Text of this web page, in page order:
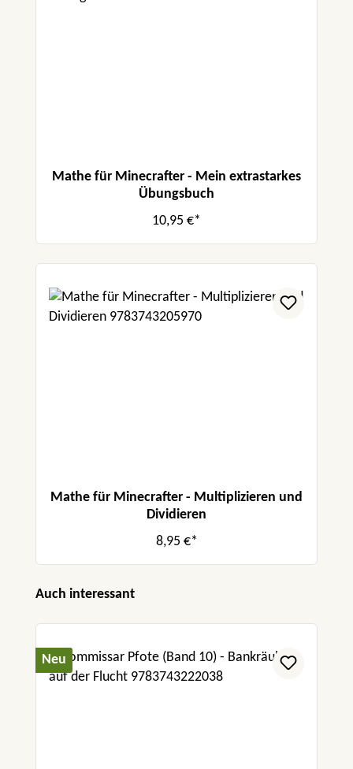
Mathe für Minecrafter - Mein extrastarkes
Übungsbuch
10,95 €*
Mathe für Minecrafter - Multiplizieren und
Dividieren
8,95 €*
Produktgalerie überspringen
Auch interessant
Neu